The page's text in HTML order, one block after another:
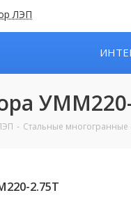
ЛЭП
Стальные